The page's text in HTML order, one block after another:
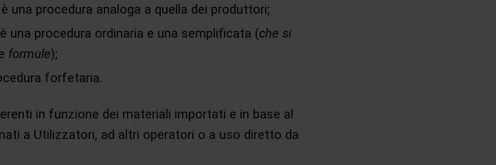
una procedura analoga a quella dei produttori;
una procedura ordinaria e una semplificata (che si
formule);
forfetaria.
in funzione dei materiali importati e in base al
a Utilizzatori, ad altri operatori o a uso diretto da